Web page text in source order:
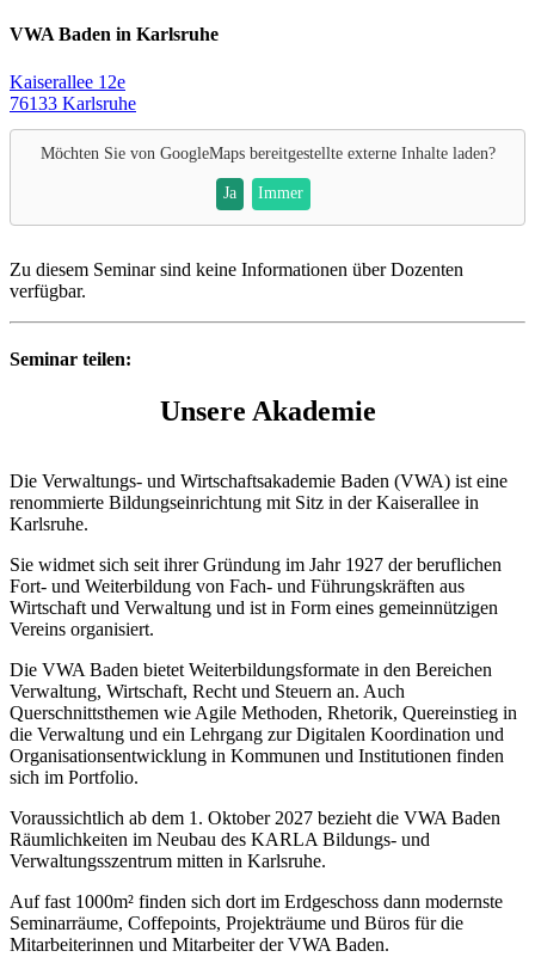
VWA Baden in Karlsruhe
Kaiserallee 12e
76133 Karlsruhe
Möchten Sie von GoogleMapsbereitgestellte externe Inhalte laden?
Ja Immer
Zu diesem Seminar sind keine Informationen über Dozenten
verfügbar.
Seminar teilen:
Unsere Akademie
Die Verwaltungs- und Wirtschaftsakademie Baden (VWA) ist eine
renommierte Bildungseinrichtung mit Sitz in der Kaiserallee in
Karlsruhe.
Sie widmet sich seit ihrer Gründung im Jahr 1927 der beruflichen
Fort- und Weiterbildung von Fach- und Führungskräften aus
Wirtschaft und Verwaltung und ist in Form eines gemeinnützigen
Vereins organisiert.
Die VWA Baden bietet Weiterbildungsformate in den Bereichen
Verwaltung, Wirtschaft, Recht und Steuern an. Auch
Querschnittsthemen wie Agile Methoden, Rhetorik, Quereinstieg in
die Verwaltung und ein Lehrgang zur Digitalen Koordination und
Organisationsentwicklung in Kommunen und Institutionen finden
sich im Portfolio.
Voraussichtlich ab dem 1. Oktober 2027 bezieht die VWA Baden
Räumlichkeiten im Neubau des KARLA Bildungs- und
Verwaltungsszentrum mitten in Karlsruhe.
Auf fast 1000m² finden sich dort im Erdgeschoss dann modernste
Seminarräume, Coffepoints, Projekträume und Büros für die
Mitarbeiterinnen und Mitarbeiter der VWA Baden.